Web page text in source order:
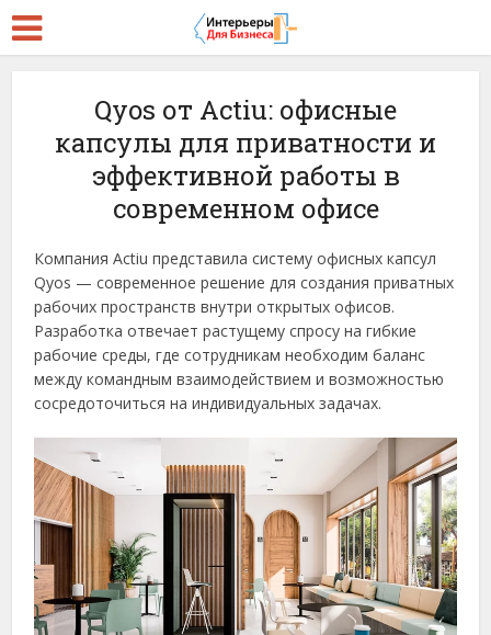
Qyos от Actiu: офисные
капсулы для приватности и
эффективной работы в
современном офисе
Компания Actiu представила систему офисных капсул
Qyos — современное решение для создания приватных
рабочих пространств внутри открытых офисов.
Разработка отвечает растущему спросу на гибкие
рабочие среды, где сотрудникам необходим баланс
между командным взаимодействием и возможностью
сосредоточиться на индивидуальных задачах.